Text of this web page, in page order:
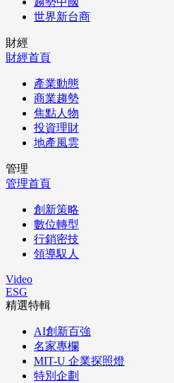
世界新台商
財經
財經首頁
產業動態
商業趨勢
焦點人物
投資理財
地產風雲
管理
管理首頁
創新策略
數位轉型
行銷密技
領導馭人
Video
ESG
精選特輯
AI創新百強
名家專欄
MIT-U 企業探照燈
特別企劃